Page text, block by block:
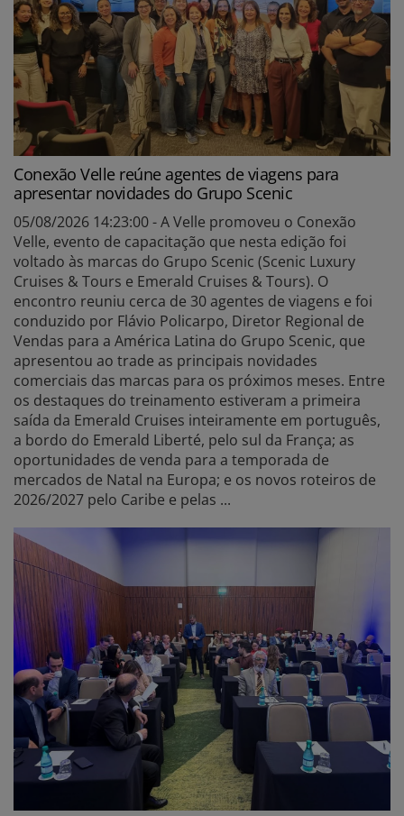
Conexão Velle reúne agentes de viagens para
apresentar novidades do Grupo Scenic
05/08/2026 14:23:00 - A Velle promoveu o Conexão
Velle, evento de capacitação que nesta edição foi
voltado às marcas do Grupo Scenic (Scenic Luxury
Cruises & Tours e Emerald Cruises & Tours). O
encontro reuniu cerca de 30 agentes de viagens e foi
conduzido por Flávio Policarpo, Diretor Regional de
Vendas para a América Latina do Grupo Scenic, que
apresentou ao trade as principais novidades
comerciais das marcas para os próximos meses. Entre
os destaques do treinamento estiveram a primeira
saída da Emerald Cruises inteiramente em português,
a bordo do Emerald Liberté, pelo sul da França; as
oportunidades de venda para a temporada de
mercados de Natal na Europa; e os novos roteiros de
2026/2027 pelo Caribe e pelas ...